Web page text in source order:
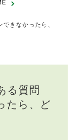
きなかったら、
る質問
たら、ど